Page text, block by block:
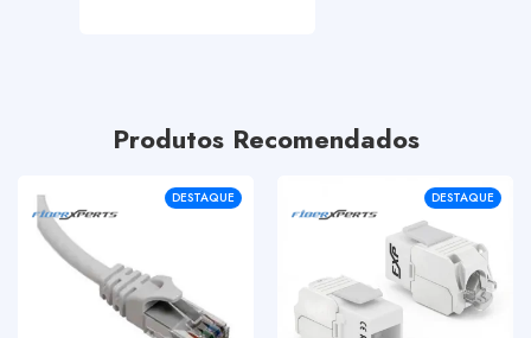
Produtos Recomendados
DESTAQUE DESTAQUE